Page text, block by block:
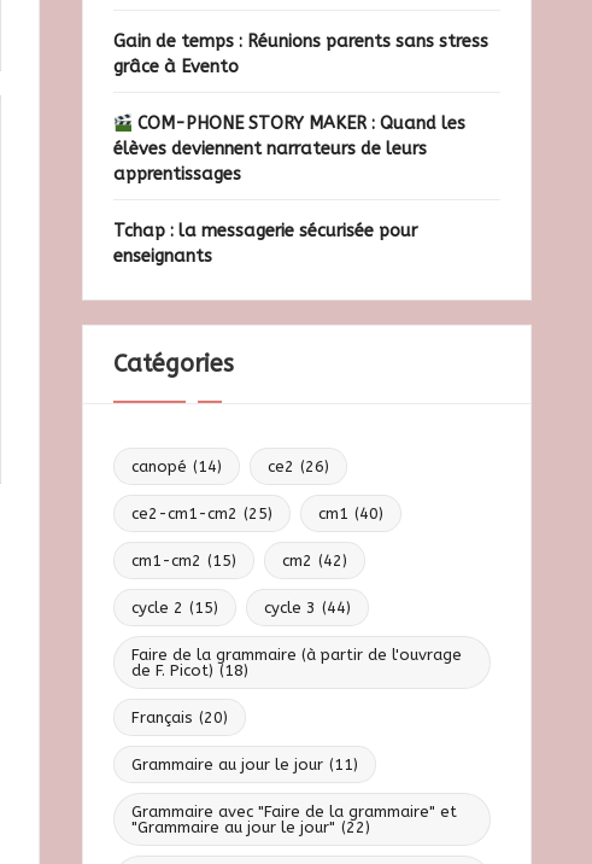
Gain de temps : Réunions parents sans stress
grâce à Evento
COM-PHONE STORY MAKER : Quand les
élèves deviennent narrateurs de leurs
apprentissages
Tchap : la messagerie sécurisée pour
enseignants
Catégories
canopé (14) ce2 (26)
ce2-cm1-cm2 (25) cm1 (40)
cm1-cm2 (15) cm2 (42)
cycle 2 (15) cycle 3 (44)
Faire de la grammaire (à partir de l'ouvrage
de F. Picot) (18)
Français (20)
Grammaire au jour le jour (11)
Grammaire avec "Faire de la grammaire" et
"Grammaire au jour le jour" (22)